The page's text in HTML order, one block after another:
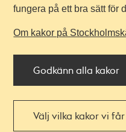
fungera på ett bra sätt för
Om kakor på
Godkänn alla kakor
Välj vilka kakor vi